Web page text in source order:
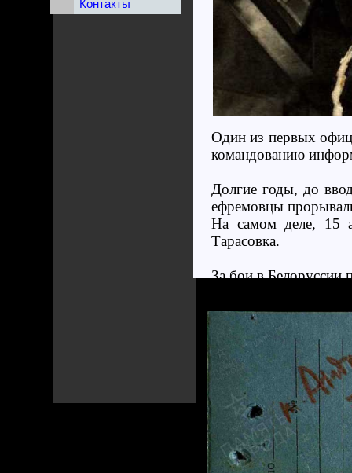
Контакты
Один из первых
командованию
Долгие годы, до
ефремовцы
На самом деле, 15
Тарасовка.
За бои в Белоруссии